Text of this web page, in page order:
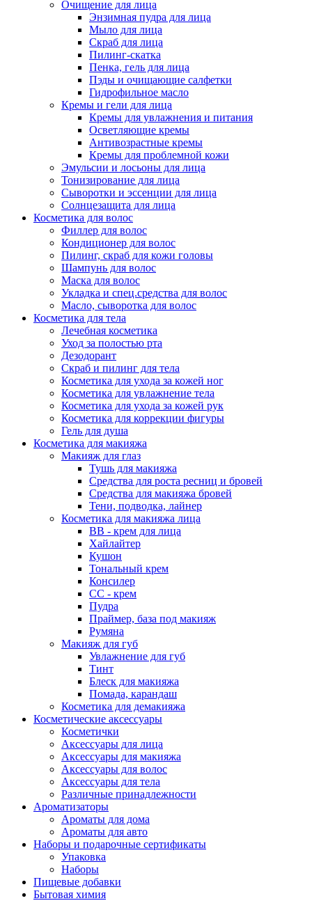
Очищение для лица
Энзимная пудра для лица
Мыло для лица
Скраб для лица
Пилинг-скатка
Пенка, гель для лица
Пэды и очищающие салфетки
Гидрофильное масло
Кремы и гели для лица
Кремы для увлажнения и питания
Осветляющие кремы
Антивозрастные кремы
Кремы для проблемной кожи
Эмульсии и лосьоны для лица
Тонизирование для лица
Сыворотки и эссенции для лица
Солнцезащита для лица
Косметика для волос
Филлер для волос
Кондиционер для волос
Пилинг, скраб для кожи головы
Шампунь для волос
Маска для волос
Укладка и спец.средства для волос
Масло, сыворотка для волос
Косметика для тела
Лечебная косметика
Уход за полостью рта
Дезодорант
Скраб и пилинг для тела
Косметика для ухода за кожей ног
Косметика для увлажнение тела
Косметика для ухода за кожей рук
Косметика для коррекции фигуры
Гель для душа
Косметика для макияжа
Макияж для глаз
Тушь для макияжа
Средства для роста ресниц и бровей
Средства для макияжа бровей
Тени, подводка, лайнер
Косметика для макияжа лица
ВВ - крем для лица
Хайлайтер
Кушон
Тональный крем
Консилер
СС - крем
Пудра
Праймер, база под макияж
Румяна
Макияж для губ
Увлажнение для губ
Тинт
Блеск для макияжа
Помада, карандаш
Косметика для демакияжа
Косметические аксессуары
Косметички
Аксессуары для лица
Аксессуары для макияжа
Аксессуары для волос
Аксессуары для тела
Различные принадлежности
Ароматизаторы
Ароматы для дома
Ароматы для авто
Наборы и подарочные сертификаты
Упаковка
Наборы
Пищевые добавки
Бытовая химия